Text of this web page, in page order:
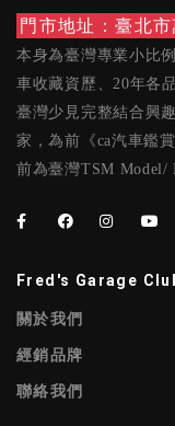
門市地址：臺北
本身為臺灣專業小比
車收藏資歷、20年各
臺灣少見完整結合興
家，為前《ca汽車鑑
前為臺灣TSM Model/
Fred's Garage
關於我們
經銷品牌
聯絡我們